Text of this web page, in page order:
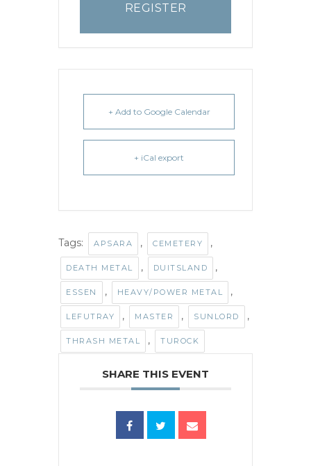
REGISTER
+ Add to Google Calendar
+ iCal export
Tags: APSARA , CEMETERY ,
DEATH METAL , DUITSLAND ,
ESSEN , HEAVY/POWER METAL ,
LEFUTRAY , MASTER , SUNLORD ,
THRASH METAL , TUROCK
SHARE THIS EVENT